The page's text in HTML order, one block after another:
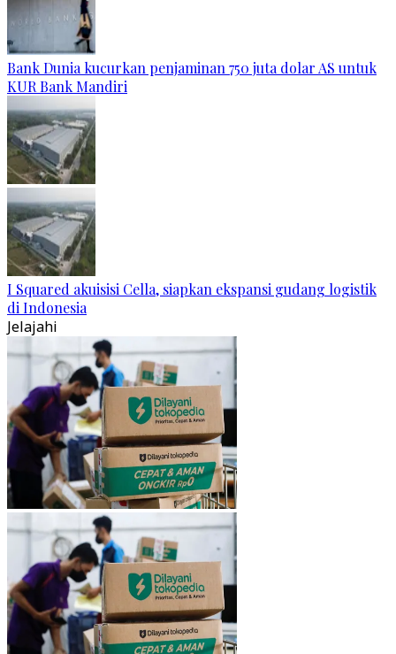
Bank Dunia kucurkan penjaminan 750 juta dolar AS untuk
KUR Bank Mandiri
I Squared akuisisi Cella, siapkan ekspansi gudang logistik
di Indonesia
Jelajahi